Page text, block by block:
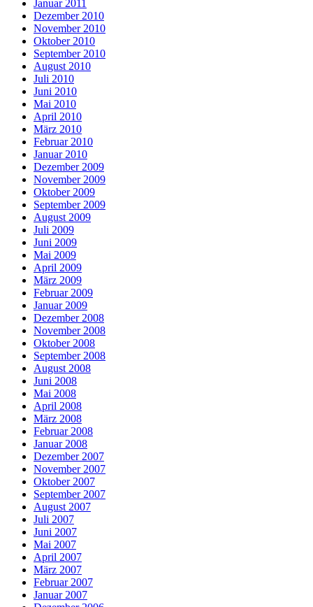
Januar 2011
Dezember 2010
November 2010
Oktober 2010
September 2010
August 2010
Juli 2010
Juni 2010
Mai 2010
April 2010
März 2010
Februar 2010
Januar 2010
Dezember 2009
November 2009
Oktober 2009
September 2009
August 2009
Juli 2009
Juni 2009
Mai 2009
April 2009
März 2009
Februar 2009
Januar 2009
Dezember 2008
November 2008
Oktober 2008
September 2008
August 2008
Juni 2008
Mai 2008
April 2008
März 2008
Februar 2008
Januar 2008
Dezember 2007
November 2007
Oktober 2007
September 2007
August 2007
Juli 2007
Juni 2007
Mai 2007
April 2007
März 2007
Februar 2007
Januar 2007